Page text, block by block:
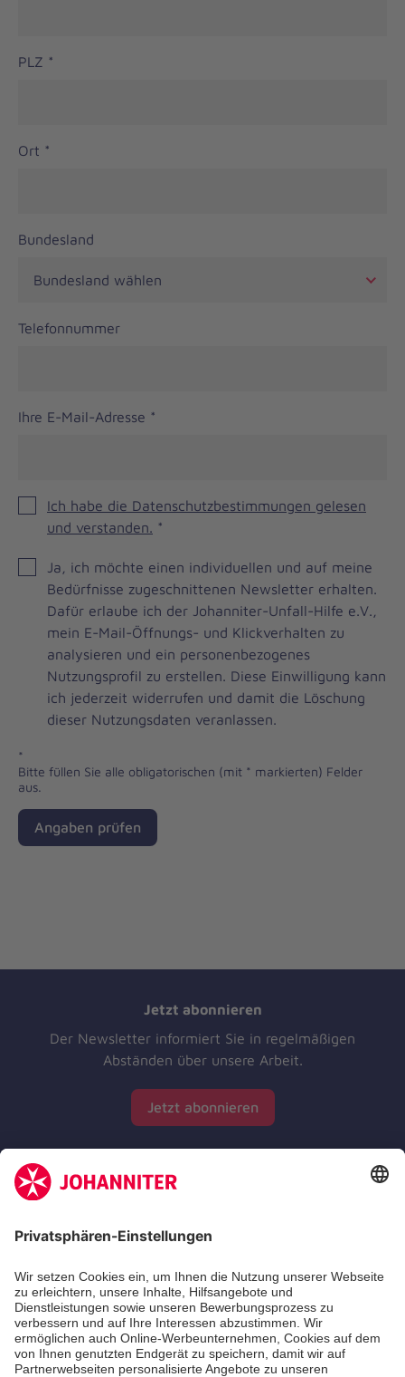
PLZ *
Ort *
Bundesland
Telefonnummer
Ihre E-Mail-Adresse *
Ich habe die Datenschutzbestimmungen gelesen
und verstanden. *
Brevo
Newsletter
Checkbox
Ja, ich möchte einen individuellen und auf meine
Bedürfnisse zugeschnittenen Newsletter erhalten.
Dafür erlaube ich der Johanniter-Unfall-Hilfe e.V.,
mein E-Mail-Öffnungs- und Klickverhalten zu
analysieren und ein personenbezogenes
Nutzungsprofil zu erstellen. Diese Einwilligung kann
ich jederzeit widerrufen und damit die Löschung
dieser Nutzungsdaten veranlassen.
*
Bitte füllen Sie alle obligatorischen (mit * markierten) Felder
aus.
Angaben prüfen
Jetzt abonnieren
Der Newsletter informiert Sie in regelmäßigen
Abständen über unsere Arbeit.
Jetzt abonnieren
Zertifizierung der Johanniter-Unfall-Hilfe e.V.
Die Johanniter GmbH führt das Spendenzertifikat
des Deutschen Spendenrats e.V.